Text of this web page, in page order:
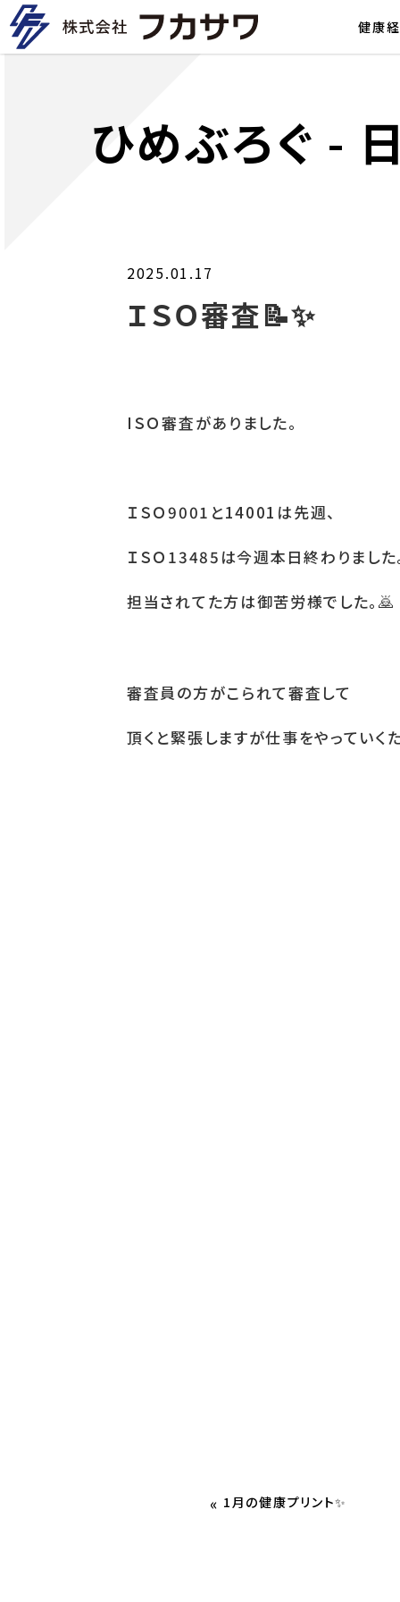
健康
ひめぶろぐ -
2025.01.17
ＩＳＯ審査📝✨
IＳＯ審査がありました。
ＩＳＯ9001 と14001 は先週、
ＩＳＯ 13485 は今週本日終わりました
担当されてた方は御苦労様でした。🙇
審査員の方がこられて審査して
頂くと緊張しますが仕事をやっていく
« 1月の健康プリント✨